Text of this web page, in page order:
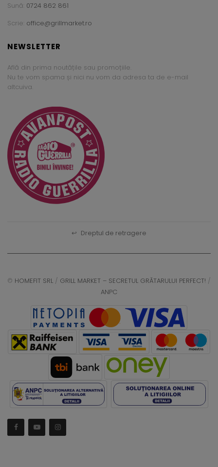
Sună: 0724 862 861
Scrie: office@grillmarket.ro
NEWSLETTER
Află din prima noutățile sau promoțiile.
Nu te vom spama și nici nu vom da adresa ta de e-mail
altcuiva.
↩ Dreptul de retragere
© HOMEFIT SRL / GRILL MARKET – SECRETUL GRĂTARULUI PERFECT! /
ANPC